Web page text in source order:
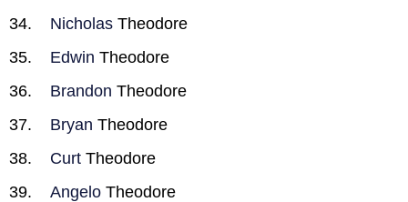
Nicholas Theodore
Edwin Theodore
Brandon Theodore
Bryan Theodore
Curt Theodore
Angelo Theodore